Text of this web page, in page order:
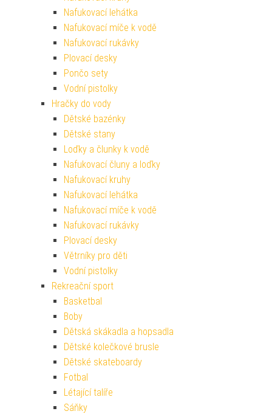
Nafukovací lehátka
Nafukovací míče k vodě
Nafukovací rukávky
Plovací desky
Pončo sety
Vodní pistolky
Hračky do vody
Dětské bazénky
Dětské stany
Loďky a člunky k vodě
Nafukovací čluny a loďky
Nafukovací kruhy
Nafukovací lehátka
Nafukovací míče k vodě
Nafukovací rukávky
Plovací desky
Větrníky pro děti
Vodní pistolky
Rekreační sport
Basketbal
Boby
Dětská skákadla a hopsadla
Dětské kolečkové brusle
Dětské skateboardy
Fotbal
Létající talíře
Sáňky